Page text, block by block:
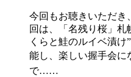
今回もお聴きいただき
回は、「名残り桜」札
くらと鮭のルイベ漬
能し、楽しい握手会
で……